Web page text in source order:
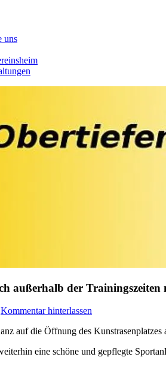
uns
außerhalb der Trainingszeiten
Kommentar hinterlassen
auf die Öffnung des
eine schöne und gepflegte